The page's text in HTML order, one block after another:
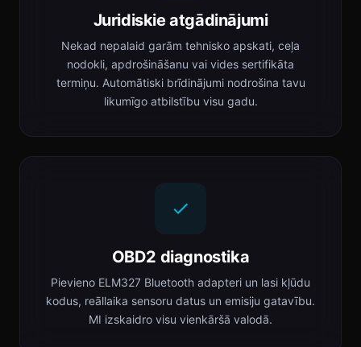
Juridiskie atgādinājumi
Nekad nepalaid garām tehnisko apskati, ceļa
nodokli, apdrošināšanu vai vides sertifikāta
termiņu. Automātiski brīdinājumi nodrošina tavu
likumīgo atbilstību visu gadu.
OBD2 diagnostika
Pievieno ELM327 Bluetooth adapteri un lasi kļūdu
kodus, reāllaika sensoru datus un emisiju gatavību.
MI izskaidro visu vienkāršā valodā.